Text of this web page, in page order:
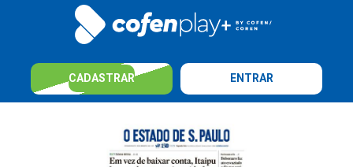
CADASTRAR ENTRAR